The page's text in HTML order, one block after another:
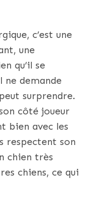
c’est une
une
qu’il se
ne demande
surprendre.
côté joueur
bien avec les
respectent son
chien très
chiens, ce qui